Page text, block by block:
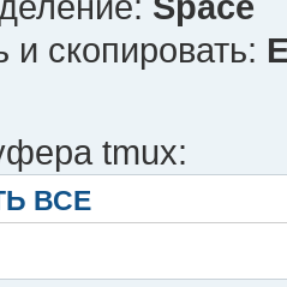
и скопировать:
tmux:
ВСЕ